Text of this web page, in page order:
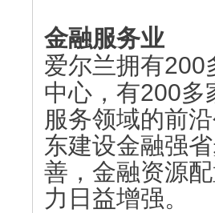
金融服务业
爱尔兰拥有200
中心，有200多
服务领域的前
东建设金融强
善，金融资源
力日益增强。